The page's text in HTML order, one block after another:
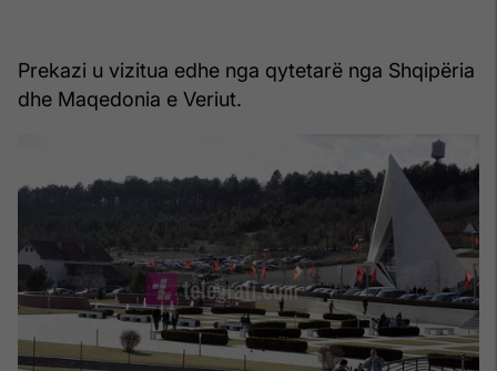
Prekazi u vizitua edhe nga qytetarë nga Shqipëria
dhe Maqedonia e Veriut.